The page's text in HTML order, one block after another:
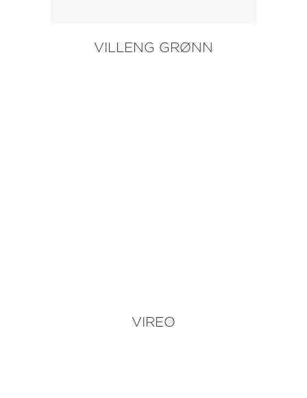
VILLENG GRØNN
VIREO